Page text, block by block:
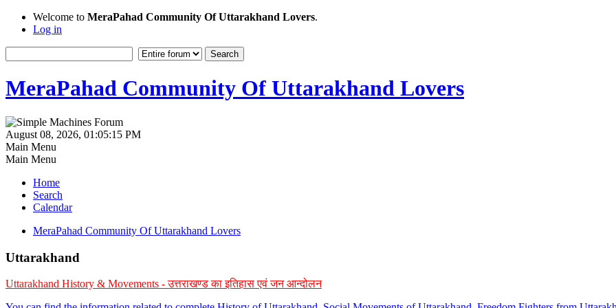
Welcome to MeraPahad Community Of Uttarakhand Lovers.
Log in
MeraPahad Community Of Uttarakhand Lovers
August 08, 2026, 01:05:15 PM
Main Menu
Main Menu
Home
Search
Calendar
MeraPahad Community Of Uttarakhand Lovers
Uttarakhand
Uttarakhand History & Movements - उत्तराखण्ड का इतिहास एवं जन आन्दोलन